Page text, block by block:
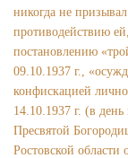
никогда не
противодействию
постановлению
09.10.1937 г.,
конфискацией
14.10.1937 г. (в день
Пресвятой
Ростовской области